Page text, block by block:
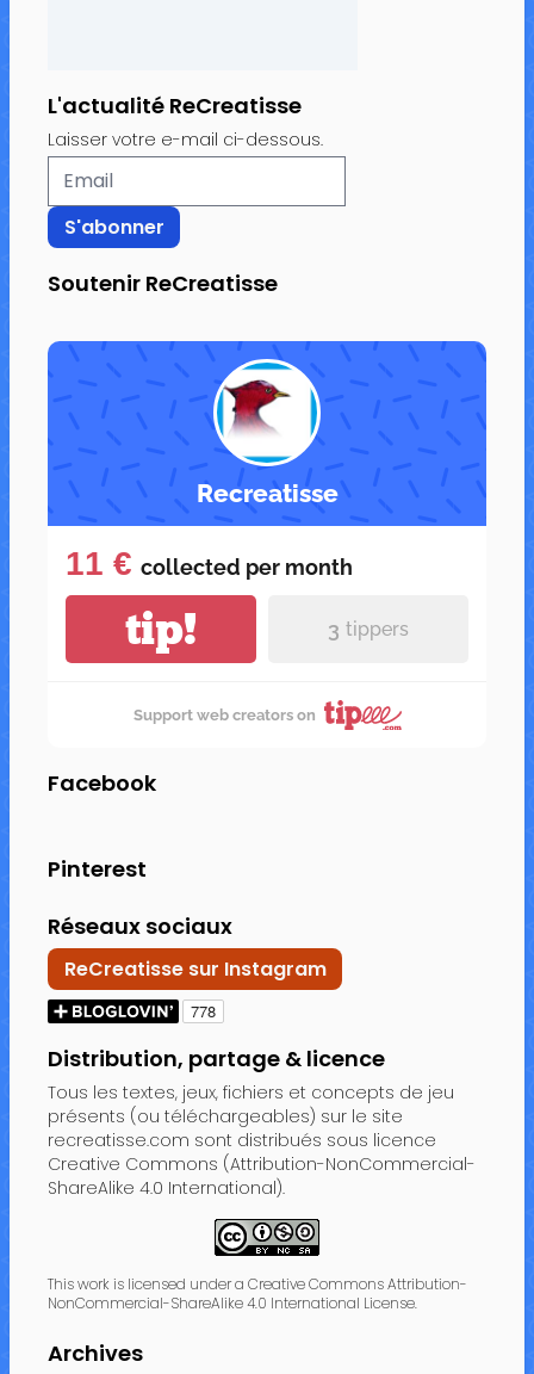
L'actualité ReCreatisse
Laisser votre e-mail ci-dessous.
Soutenir ReCreatisse
Recreatisse
11 € collected per month
tip! 3 tippers
Support web creators on
Facebook
Pinterest
Réseaux sociaux
ReCreatisse sur Instagram
Distribution, partage & licence
Tous les textes, jeux, fichiers et concepts de jeu
présents (ou téléchargeables) sur le site
recreatisse.com sont distribués sous licence
Creative Commons (Attribution-NonCommercial-
ShareAlike 4.0 International).
This work is licensed under a Creative Commons Attribution-
NonCommercial-ShareAlike 4.0 International License.
Archives